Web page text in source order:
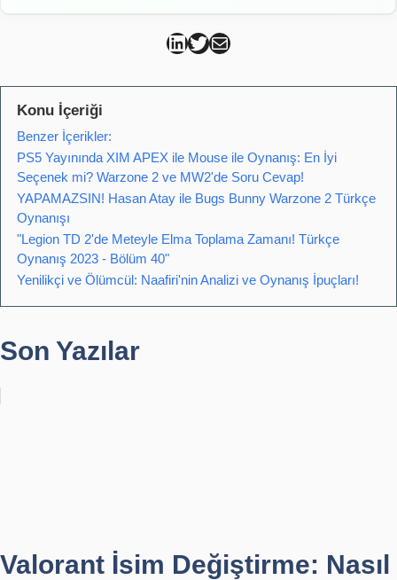
Can Kütahya Linkedin
Can Kütahya Twitter
Can Kütahya Mail
Konu İçeriği
Benzer İçerikler:
PS5 Yayınında XIM APEX ile Mouse ile Oynanış: En İyi
Seçenek mi? Warzone 2 ve MW2'de Soru Cevap!
YAPAMAZSIN! Hasan Atay ile Bugs Bunny Warzone 2 Türkçe
Oynanışı
"Legion TD 2'de Meteyle Elma Toplama Zamanı! Türkçe
Oynanış 2023 - Bölüm 40"
Yenilikçi ve Ölümcül: Naafiri'nin Analizi ve Oynanış İpuçları!
Son Yazılar
Valorant İsim Değiştirme: Nasıl